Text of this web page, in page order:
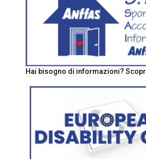
Hai bisogno di informazioni?